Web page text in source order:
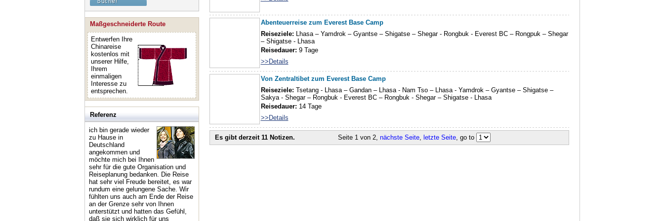
Maßgeschneiderte Route
Entwerfen Ihre
Chinareise
kostenlos mit
unserer Hilfe,
Ihrem
einmaligen
Interesse zu
entsprechen.
Referenz
ich bin gerade wieder
zu Hause in
Deutschland
angekommen und
möchte mich bei Ihnen
sehr für die gute Organisation und
Reiseplanung bedanken. Die Reise
hat sehr viel Freude bereitet, es war
rundum eine gelungene Sache. Wir
fühlten uns auch am Ende der Reise
an der Grenze sehr von Ihnen
unterstützt und hatten das Gefühl,
daß sie sich wirklich für uns
Abenteuerreise zum Everest Base Camp
Reiseziele: Lhasa – Yamdrok – Gyantse – Shigatse – Shegar - Rongbuk - Everest BC – Rongpuk – Shegar
– Shigatse - Lhasa
Reisedauer: 9 Tage
>>Details
Von Zentraltibet zum Everest Base Camp
Reiseziele: Tsetang - Lhasa – Gandan – Lhasa - Nam Tso – Lhasa - Yamdrok – Gyantse – Shigatse –
Sakya - Shegar – Rongbuk - Everest BC – Rongbuk - Shegar – Shigatse - Lhasa
Reisedauer: 14 Tage
>>Details
Es gibt derzeit 11 Notizen. Seite 1 von 2, nächste Seite, letzte Seite, go to